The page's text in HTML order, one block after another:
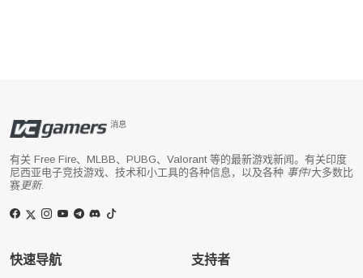
消息
有关 Free Fire、MLBB、PUBG、Valorant 等的最新游戏新闻。有关印度
尼西亚电子竞技游戏、技术和小工具的各种信息，以及各种 事件/大多数比
赛更新.
快速导航 支持者